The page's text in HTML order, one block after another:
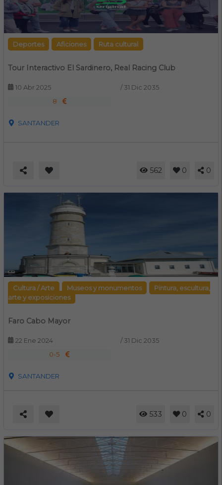
Deportes Aficiones Ruta cultural
Tour Interactivo El Sardinero, Real Racing Club
10 Abr 2025 / 31 Dic 2035
8
SANTANDER
562 0 0
Cultura / Arte Museos y monumentos
Pintura, escultura,
arte y exposiciones
Faro Cabo Mayor
22 Ene 2024 / 31 Dic 2035
0-5
SANTANDER
533 0 0